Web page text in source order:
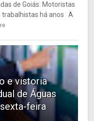
de Goiás: Motoristas
trabalhistas há anos A
e vistoria
de Águas
feira